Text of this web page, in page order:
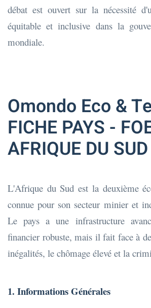
débat est ouvert sur la nécessité
équitable et inclusive dans la
mondiale.
Omondo Eco &
FICHE PAYS -
AFRIQUE DU SUD
L'Afrique du Sud est la deuxième
connue pour son secteur minier et
Le pays a une infrastructure
financier robuste, mais il fait face à
inégalités, le chômage élevé et la
1. Informations Générales